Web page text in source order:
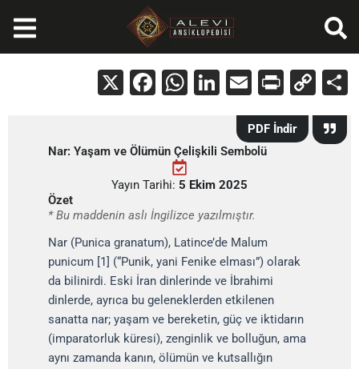
atla
X Facebook
WhatsApp
LinkedIn
EmailPrint
PDF İndir
Nar: Yaşam ve Ölümün Çelişkili Sembolü
Yayın Tarihi: 5 Ekim 2025
Özet
* Bu maddenin aslı İngilizce yazılmıştır.
Nar (Punica granatum), Latince’de Malum
punicum [1] (“Punik, yani Fenike elması”) olarak
da bilinirdi. Eski İran dinlerinde ve İbrahimi
dinlerde, ayrıca bu geleneklerden etkilenen
sanatta nar; yaşam ve bereketin, güç ve iktidarın
(imparatorluk küresi), zenginlik ve bolluğun, ama
aynı zamanda kanın, ölümün ve kutsallığın